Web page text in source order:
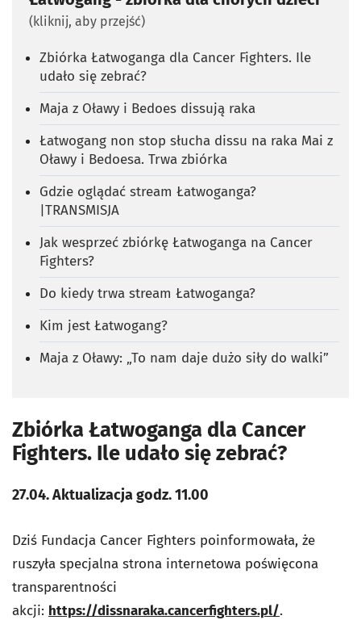
(kliknij, aby przejść)
Zbiórka Łatwoganga dla Cancer Fighters. Ile
udało się zebrać?
Maja z Oławy i Bedoes dissują raka
Łatwogang non stop słucha dissu na raka Mai z
Oławy i Bedoesa. Trwa zbiórka
Gdzie oglądać stream Łatwoganga?
|TRANSMISJA
Jak wesprzeć zbiórkę Łatwoganga na Cancer
Fighters?
Do kiedy trwa stream Łatwoganga?
Kim jest Łatwogang?
Maja z Oławy: „To nam daje dużo siły do walki”
Zbiórka Łatwoganga dla Cancer
Fighters. Ile udało się zebrać?
27.04. Aktualizacja godz. 11.00
Dziś Fundacja Cancer Fighters poinformowała, że
ruszyła specjalna strona internetowa poświęcona
transparentności
akcji: https://dissnaraka.cancerfighters.pl/.